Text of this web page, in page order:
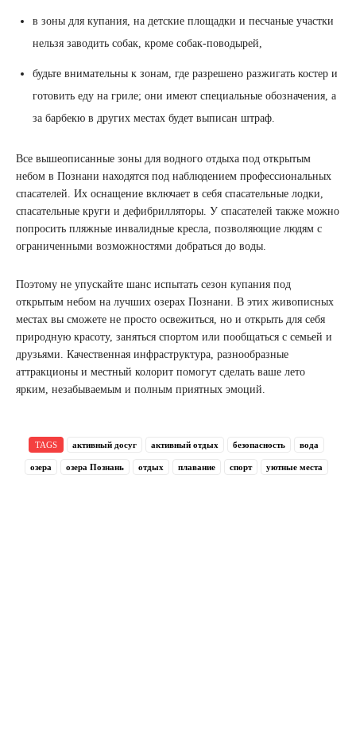
в зоны для купания, на детские площадки и песчаные участки
нельзя заводить собак, кроме собак-поводырей,
будьте внимательны к зонам, где разрешено разжигать костер и
готовить еду на гриле; они имеют специальные обозначения, а
за барбекю в других местах будет выписан штраф.
Все вышеописанные зоны для водного отдыха под открытым
небом в Познани находятся под наблюдением профессиональных
спасателей. Их оснащение включает в себя спасательные лодки,
спасательные круги и дефибрилляторы. У спасателей также можно
попросить пляжные инвалидные кресла, позволяющие людям с
ограниченными возможностями добраться до воды.
Поэтому не упускайте шанс испытать сезон купания под
открытым небом на лучших озерах Познани. В этих живописных
местах вы сможете не просто освежиться, но и открыть для себя
природную красоту, заняться спортом или пообщаться с семьей и
друзьями. Качественная инфраструктура, разнообразные
аттракционы и местный колорит помогут сделать ваше лето
ярким, незабываемым и полным приятных эмоций.
TAGS активный досуг активный отдых безопасность вода
озера озера Познань отдых плавание спорт уютные места